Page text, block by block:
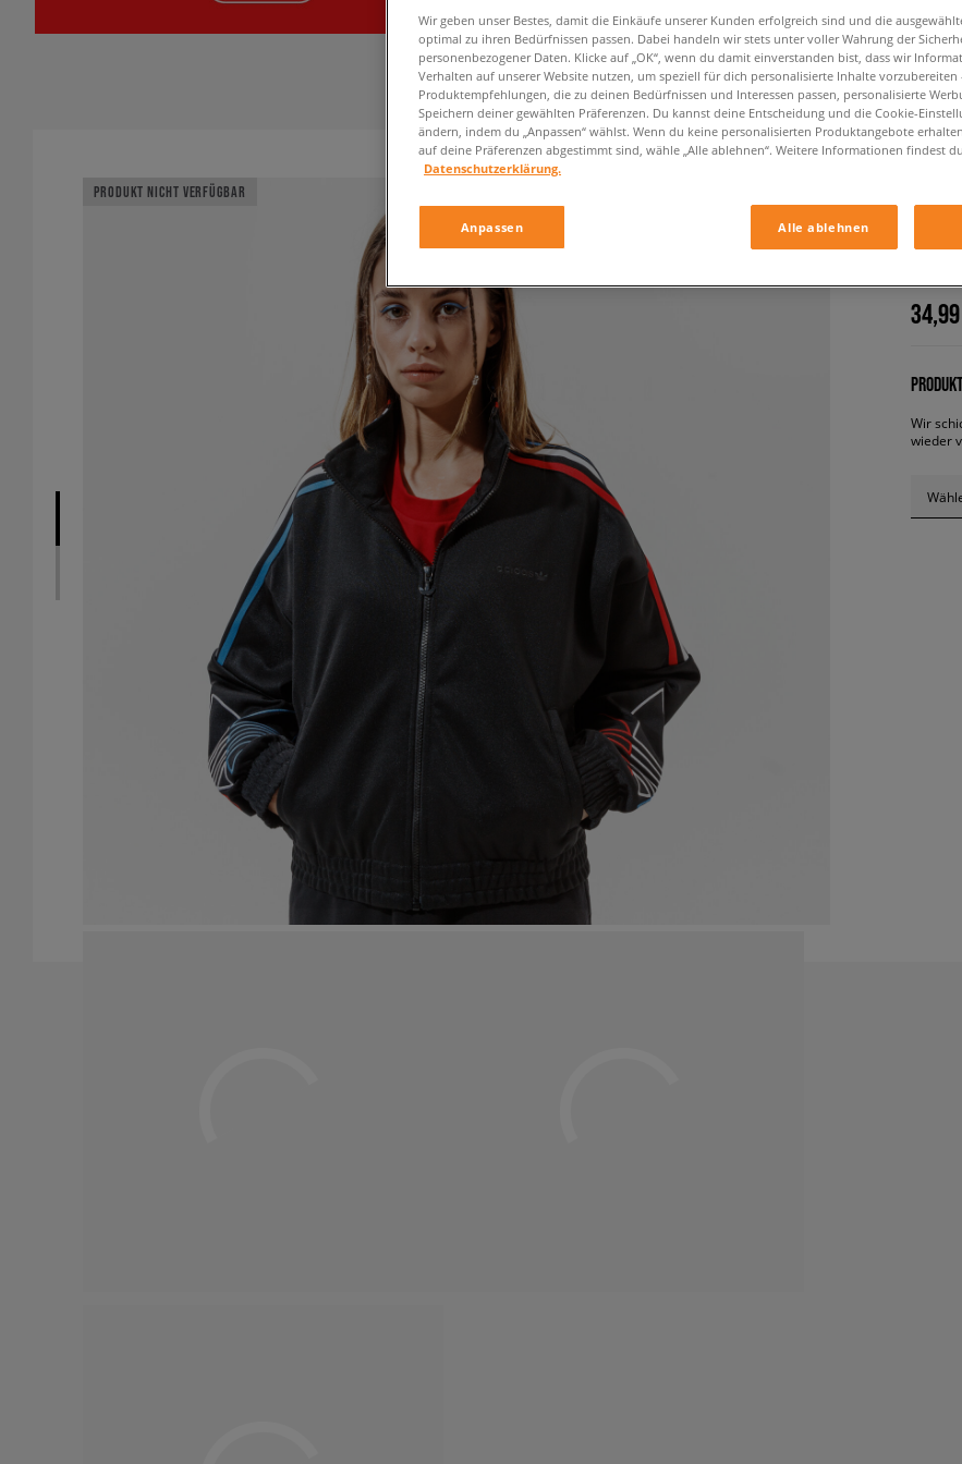
PRODUKT NICHT VERFÜGBAR
Wir
wieder
Wir geben unser Bestes, damit die Einkäufe unserer Kunden erfolgreich sind und die
optimal zu ihren Bedürfnissen passen. Dabei handeln wir stets unter voller Wahrung der
personenbezogener Daten. Klicke auf „OK“, wenn du damit einverstanden bist, dass wir
Verhalten auf unserer Website nutzen, um speziell für dich personalisierte Inhalte vorzubereiten
Produktempfehlungen, die zu deinen Bedürfnissen und Interessen passen, personalisierte
Speichern deiner gewählten Präferenzen. Du kannst deine Entscheidung und die Cookie-
ändern, indem du „Anpassen“ wählst. Wenn du keine personalisierten Produktangebote
auf deine Präferenzen abgestimmt sind, wähle „Alle ablehnen“. Weitere Informationen findest
Datenschutzerklärung.
Anpassen Alle ablehnen